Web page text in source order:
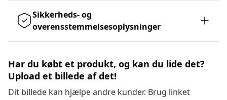
Sikkerheds- og
overensstemmelsesoplysninger
Har du købt et produkt, og kan du lide det?
Upload et billede af det!
Dit billede kan hjælpe andre kunder. Brug linket